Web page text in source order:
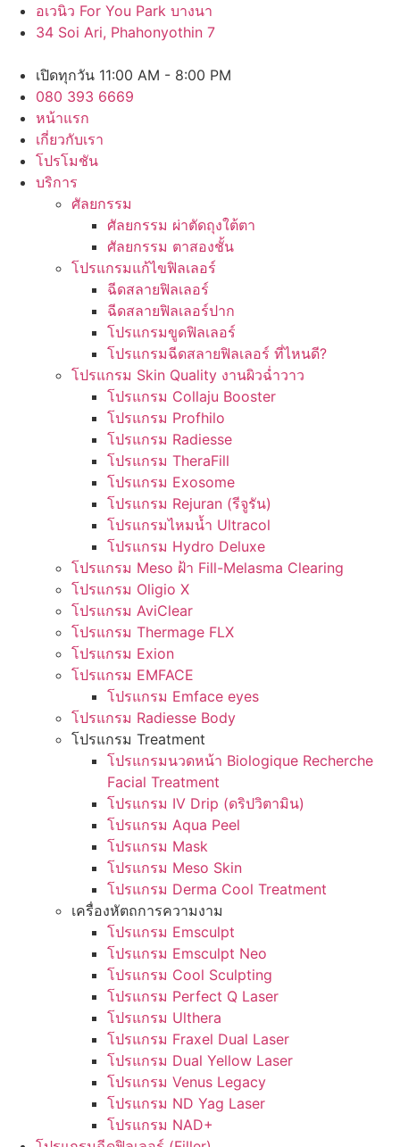
Skip
อเวนิว For You Park บางนา
34 Soi Ari, Phahonyothin 7
เปิดทุกวัน 11:00 AM - 8:00 PM
080 393 6669
หน้าแรก
เกี่ยวกับเรา
โปรโมชัน
บริการ
ศัลยกรรม
ศัลยกรรม ผ่าตัดถุงใต้ตา
ศัลยกรรม ตาสองชั้น
โปรแกรมแก้ไขฟิลเลอร์
ฉีดสลายฟิลเลอร์
ฉีดสลายฟิลเลอร์ปาก
โปรแกรมขูดฟิลเลอร์
โปรแกรมฉีดสลายฟิลเลอร์ ที่ไหนดี?
โปรแกรม Skin Quality งานผิวฉ่ำวาว
โปรแกรม Collaju Booster
โปรแกรม Profhilo
โปรแกรม Radiesse
โปรแกรม TheraFill
โปรแกรม Exosome
โปรแกรม Rejuran (รีจูรัน)
โปรแกรมไหมน้ำ Ultracol
โปรแกรม Hydro Deluxe
โปรแกรม Meso ฝ้า Fill-Melasma Clearing
โปรแกรม Oligio X
โปรแกรม AviClear
โปรแกรม Thermage FLX
โปรแกรม Exion
โปรแกรม EMFACE
โปรแกรม Emface eyes
โปรแกรม Radiesse Body
โปรแกรม Treatment
โปรแกรมนวดหน้า Biologique Recherche
Facial Treatment
โปรแกรม IV Drip (ดริปวิตามิน)
โปรแกรม Aqua Peel
โปรแกรม Mask
โปรแกรม Meso Skin
โปรแกรม Derma Cool Treatment
เครื่องหัตถการความงาม
โปรแกรม Emsculpt
โปรแกรม Emsculpt Neo
โปรแกรม Cool Sculpting
โปรแกรม Perfect Q Laser
โปรแกรม Ulthera
โปรแกรม Fraxel Dual Laser
โปรแกรม Dual Yellow Laser
โปรแกรม Venus Legacy
โปรแกรม ND Yag Laser
โปรแกรม NAD+